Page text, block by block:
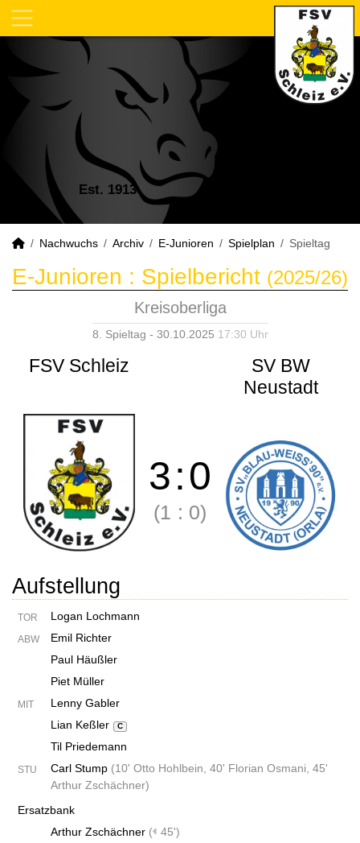
Est. 1913
Nachwuchs Archiv E-Junioren Spielplan Spieltag
E-Junioren : Spielbericht (2025/26)
Kreisoberliga
8. Spieltag - 30.10.2025 17:30 Uhr
FSV Schleiz
SV BW
Neustadt
3:0
(1 : 0)
Aufstellung
TOR Logan Lochmann
ABW
Emil Richter
Paul Häußler
Piet Müller
MIT
Lenny Gabler
Lian Keßler
C
Til Priedemann
STU Carl Stump (10' Otto Hohlbein 40' Florian Osmani 45'
Arthur Zschächner)
Ersatzbank
Arthur Zschächner (
45')